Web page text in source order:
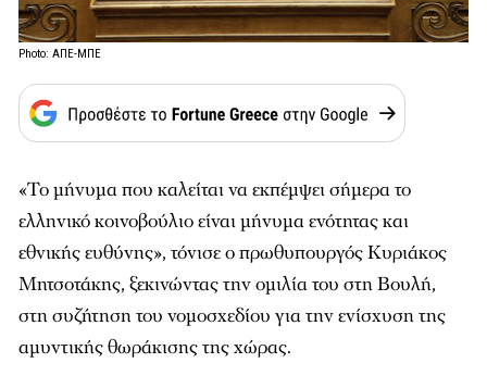
Photo: ΑΠΕ-ΜΠΕ
«Το μήνυμα που καλείται να εκπέμψει σήμερα το
ελληνικό κοινοβούλιο είναι μήνυμα ενότητας και
εθνικής ευθύνης», τόνισε ο πρωθυπουργός Κυριάκος
Μητσοτάκης, ξεκινώντας την ομιλία του στη Βουλή,
στη συζήτηση του νομοσχεδίου για την ενίσχυση της
αμυντικής θωράκισης της χώρας.